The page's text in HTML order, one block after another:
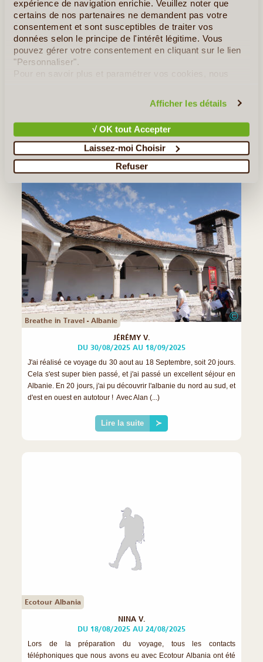
expérience de navigation enrichie. Veuillez noter que
certains de nos partenaires ne demandent pas votre
consentement et sont susceptibles de traiter vos
données selon le principe de l'intérêt légitime. Vous
pouvez gérer votre consentement en cliquant sur le lien
"Personnaliser".
Pour en savoir plus et paramétrer vos cookies, nous
Afficher les détails
√ OK tout Accepter
Laissez-moi Choisir
Refuser
Albania Tradition
GROUPE DE LÉON V.
DU 02/09/2025 AU 12/09/2025
Féru d’histoire et fier de son pays, Berry nous a non seulement
Lire la suite ≻
Breathe in Travel - Albanie ©
JÉRÉMY V.
DU 30/08/2025 AU 18/09/2025
J'ai réalisé ce voyage du 30 aout au 18 Septembre, soit 20 jours.
Cela s'est super bien passé, et j'ai passé un excellent séjour en
Albanie. En 20 jours, j'ai pu découvrir l'albanie du nord au sud, et
d'est en ouest en autotour ! Avec Alan (...)
Lire la suite ≻
Ecotour Albania
NINA V.
DU 18/08/2025 AU 24/08/2025
Lors de la préparation du voyage, tous les contacts
téléphoniques que nous avons eu avec Ecotour Albania ont été